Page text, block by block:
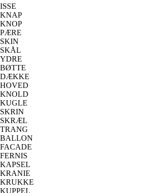
ISSE
KNAP
KNOP
PÆRE
SKIN
SKÅL
YDRE
BØTTE
DÆKKE
HOVED
KNOLD
KUGLE
SKRIN
SKRÆL
TRANG
BALLON
FACADE
FERNIS
KAPSEL
KRANIE
KRUKKE
KUPPEL